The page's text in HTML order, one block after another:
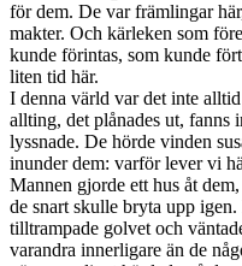
för dem. De var främlingar
makter. Och kärleken som
kunde förintas, som kunde
liten tid här.
I denna värld var det inte
allting, det plånades ut, fanns
lyssnade. De hörde vinden
inunder dem: varför lever vi
Mannen gjorde ett hus åt
de snart skulle bryta upp
tilltrampade golvet och
varandra innerligare än de